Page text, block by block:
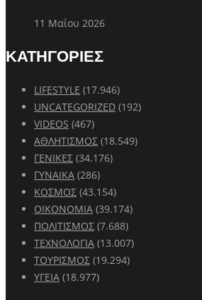
11 Μαΐου 2026
ΚΑΤΗΓΟΡΙΕΣ
LIFESTYLE (17.946)
UNCATEGORIZED (192)
VIDEOS (467)
ΑΘΛΗΤΙΣΜΟΣ (18.549)
ΓΕΝΙΚΕΣ (34.176)
ΓΥΝΑΙΚΑ (286)
ΚΟΣΜΟΣ (43.154)
ΟΙΚΟΝΟΜΙΑ (39.174)
ΠΟΛΙΤΙΣΜΟΣ (7.688)
ΤΕΧΝΟΛΟΓΙΑ (13.007)
ΤΟΥΡΙΣΜΟΣ (19.294)
ΥΓΕΙΑ (18.977)